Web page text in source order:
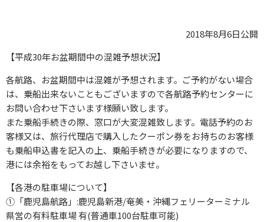
2018年8月6日公開
【平成30年お盆期間中の混雑予想状況】
各航路、お盆期間中は混雑が予想されます。ご予約がない場合
は、乗船出来ないこともございますので各航路予約センターに
お問い合わせ下さいます様願い致します。
また乗船手続きの際、窓口が大変混雑致します。電話予約のお
客様又は、旅行代理店で購入したクーポン券をお持ちのお客様
も乗船申込書を記入の上、乗船手続きが必要になりますので、
港には余裕をもってお越し下さいませ。
【各港の駐車場について】
①「鹿児島航路」:鹿児島新港/奄美・沖縄フェリーターミナル
県営の有料駐車場 有(普通車100台駐車可能)